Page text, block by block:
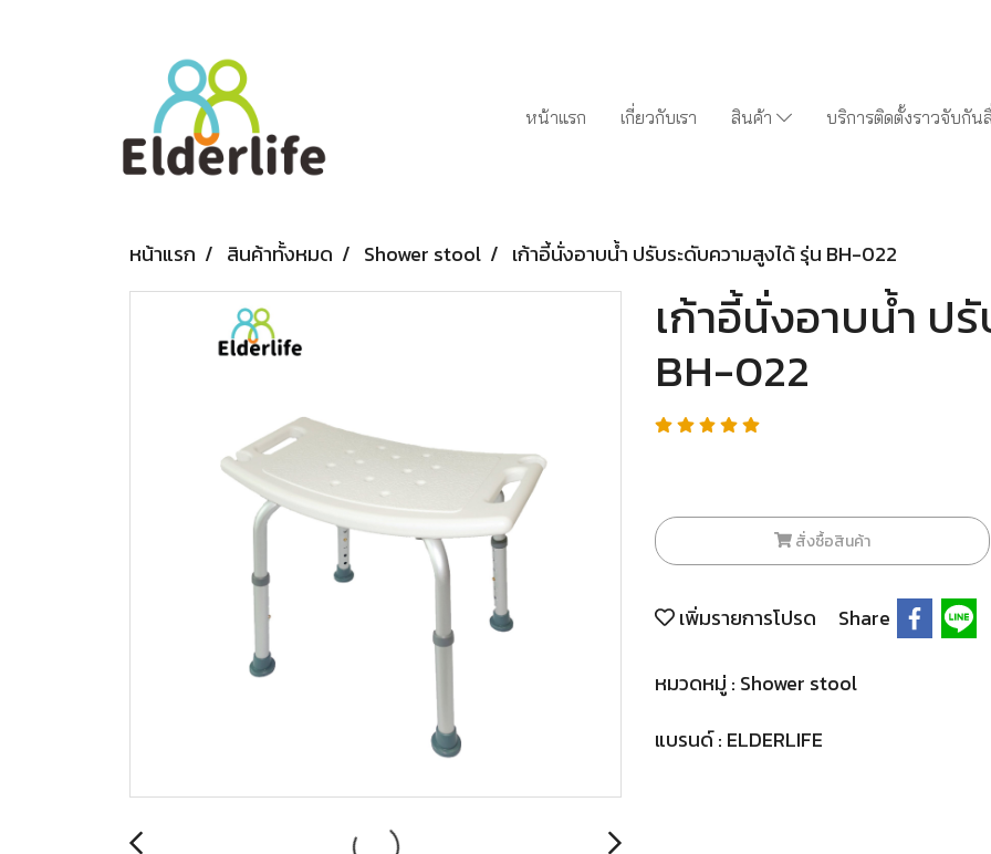
หน้าแรก เกี่ยวกับเรา สินค้า บริการติดตั้งราวจับกัน
หน้าแรก สินค้าทั้งหมด Shower stool เก้าอี้นั่งอาบน้ำ ปรับระดับความสูงได้ รุ่น BH-022
เก้าอี้นั่งอาบน้ำ ป
BH-022
สั่งซื้อสินค้า
เพิ่มรายการโปรด Share
หมวดหมู่ : Shower stool
แบรนด์ : ELDERLIFE